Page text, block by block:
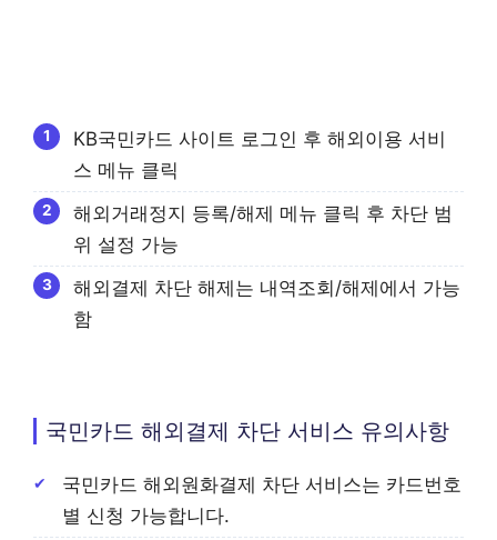
KB국민카드 사이트 로그인 후 해외이용 서비
스 메뉴 클릭
해외거래정지 등록/해제 메뉴 클릭 후 차단 범
위 설정 가능
해외결제 차단 해제는 내역조회/해제에서 가능
함
국민카드 해외결제 차단 서비스 유의사항
국민카드 해외원화결제 차단 서비스는 카드번호
별 신청 가능합니다.